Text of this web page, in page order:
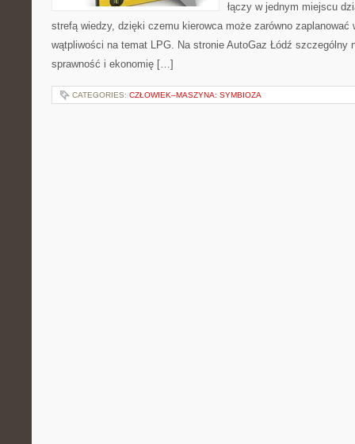
łączy w jednym miejscu
strefą wiedzy, dzięki czemu kierowca może zarówno zaplanować
wątpliwości na temat LPG. Na stronie AutoGaz Łódź szczególny
sprawność i ekonomię […]
CATEGORIES: CZŁOWIEK–MASZYNA: SYMBIOZA